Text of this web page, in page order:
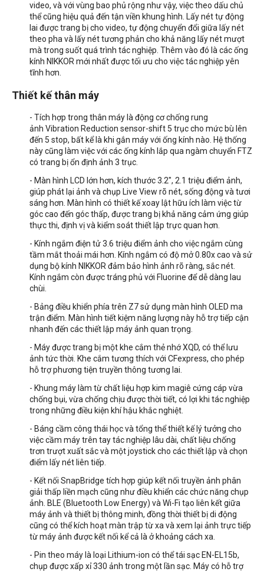
video, và với vùng bao phủ rộng như vậy, việc theo dấu chủ
thể cũng hiệu quả đến tận viền khung hình. Lấy nét tự động
lai được trang bị cho video, tự động chuyển đổi giữa lấy nét
theo pha và lấy nét tương phản cho khả năng lấy nét mượt
mà trong suốt quá trình tác nghiệp. Thêm vào đó là các ống
kính NIKKOR mới nhất được tối ưu cho việc tác nghiệp yên
tĩnh hơn.
Thiết kế thân máy
- Tích hợp trong thân máy là động cơ chống rung
ảnh Vibration Reduction sensor-shift 5 trục cho mức bù lên
đến 5 stop, bất kể là khi gắn máy với ống kính nào. Hệ thống
này cũng làm việc với các ống kính lắp qua ngàm chuyển FTZ
có trang bị ổn định ảnh 3 trục.
- Màn hình LCD lớn hơn, kích thước 3.2", 2.1 triệu điểm ảnh,
giúp phát lại ảnh và chụp Live View rõ nét, sống động và tươi
sáng hơn. Màn hình có thiết kế xoay lật hữu ích làm việc từ
góc cao đến góc thấp, được trang bị khả năng cảm ứng giúp
thực thi, định vị và kiểm soát thiết lập trực quan hơn.
- Kính ngắm điện tử 3.6 triệu điểm ảnh cho việc ngắm cùng
tầm mắt thoải mái hơn. Kính ngắm có độ mở 0.80x cao và sử
dụng bộ kính NIKKOR đảm bảo hình ảnh rõ ràng, sắc nét.
Kính ngắm còn được tráng phủ với Fluorine để dễ dàng lau
chùi.
- Bảng điều khiển phía trên Z7 sử dụng màn hình OLED ma
trận điểm. Màn hình tiết kiệm năng lượng này hỗ trợ tiếp cận
nhanh đến các thiết lập máy ảnh quan trọng.
- Máy được trang bị một khe cắm thẻ nhớ XQD, có thể lưu
ảnh tức thời. Khe cắm tương thích với CFexpress, cho phép
hỗ trợ phương tiện truyền thông tương lai.
- Khung máy làm từ chất liệu hợp kim magiê cứng cáp vừa
chống bụi, vừa chống chịu được thời tiết, có lợi khi tác nghiệp
trong những điều kiện khí hậu khắc nghiệt.
- Báng cầm công thái học và tổng thể thiết kế lý tưởng cho
việc cầm máy trên tay tác nghiệp lâu dài, chất liệu chống
trơn trượt xuất sắc và một joystick cho các thiết lập và chọn
điểm lấy nét liên tiếp.
- Kết nối SnapBridge tích hợp giúp kết nối truyền ảnh phân
giải thấp liền mạch cũng như điều khiển các chức năng chụp
ảnh. BLE (Bluetooth Low Energy) và Wi-Fi tạo liên kết giữa
máy ảnh và thiết bị thông minh, đồng thời thiết bị di động
cũng có thể kích hoạt màn trập từ xa và xem lại ảnh trực tiếp
từ máy ảnh được kết nối kể cả là ở khoảng cách xa.
- Pin theo máy là loại Lithium-ion có thể tái sạc EN-EL15b,
chụp được xấp xỉ 330 ảnh trong một lần sạc. Máy có hỗ trợ